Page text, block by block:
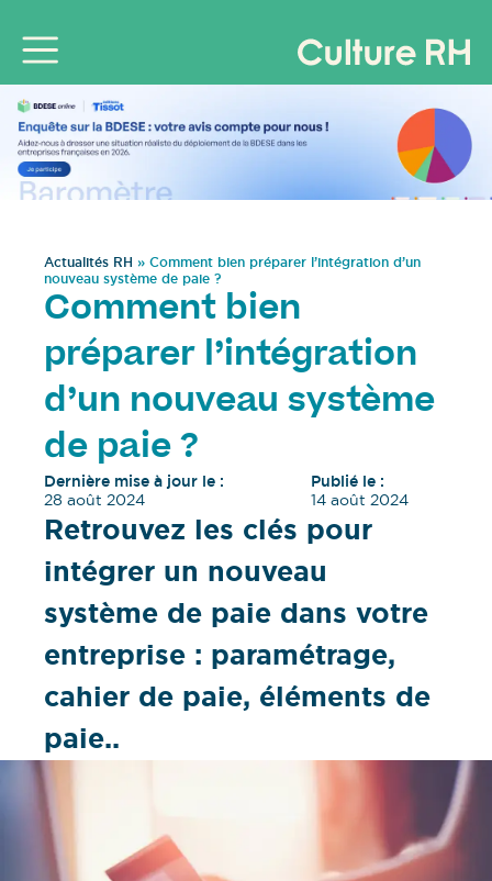
Actualités RH » Comment bien préparer l’intégration d’un
nouveau système de paie ?
Comment bien
préparer l’intégration
d’un nouveau système
de paie ?
Dernière mise à jour le :
28 août 2024
Publié le :
14 août 2024
Retrouvez les clés pour
intégrer un nouveau
système de paie dans votre
entreprise : paramétrage,
cahier de paie, éléments de
paie..